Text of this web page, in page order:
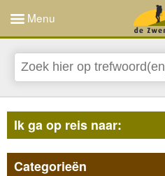
Menu
Ik ga op reis naar:
Categorieën